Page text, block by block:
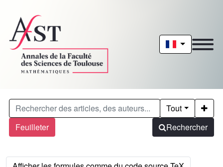
Feuilleter
Tout
Rechercher